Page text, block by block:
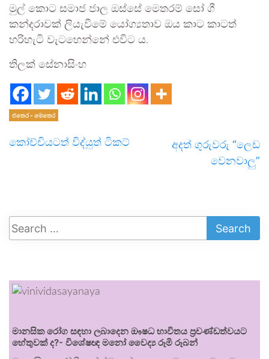
මුල් කොට සමාජ ජාල ඔස්සේ මෙතරම් සෝ ගී
කන්දරාවක් ලියැවීමේ යෝග්‍යතාව ඔය කාට කාටත්
හරිහැටි වැටහෙන්නේ එවිට ය.
තිලක් සේනාසිංහ
එතෙර - මෙතෙර
කෝච්චියටත් විද්යුත් ටිකට්
අදත් ගුරුවරු “ලෙඩ
වෙනවාලු”
මානසික රෝග සඳහා ලබාදෙන ඖෂධ භාවිතය ප්‍රචණ්ඩත්වයට
හේතුවක් ද?- විශේෂඥ මනෝ වෛද්‍ය රූමි රූබන්